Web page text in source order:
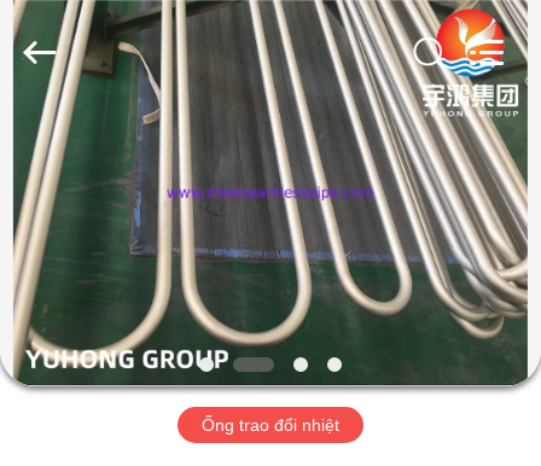
NHÀ
CÁC
SẢN
PHẨM
VỀ
CHÚNG
2013
2026
Yuhong
Reserved.
Ống trao đổi nhiệt